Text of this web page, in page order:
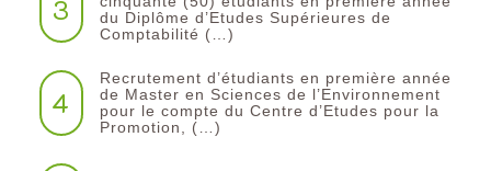
3
du Diplôme d’Etudes Supérieures de
Comptabilité (…)
4
Recrutement d’étudiants en première année
de Master en Sciences de l’Environnement
pour le compte du Centre d’Etudes pour la
Promotion, (…)